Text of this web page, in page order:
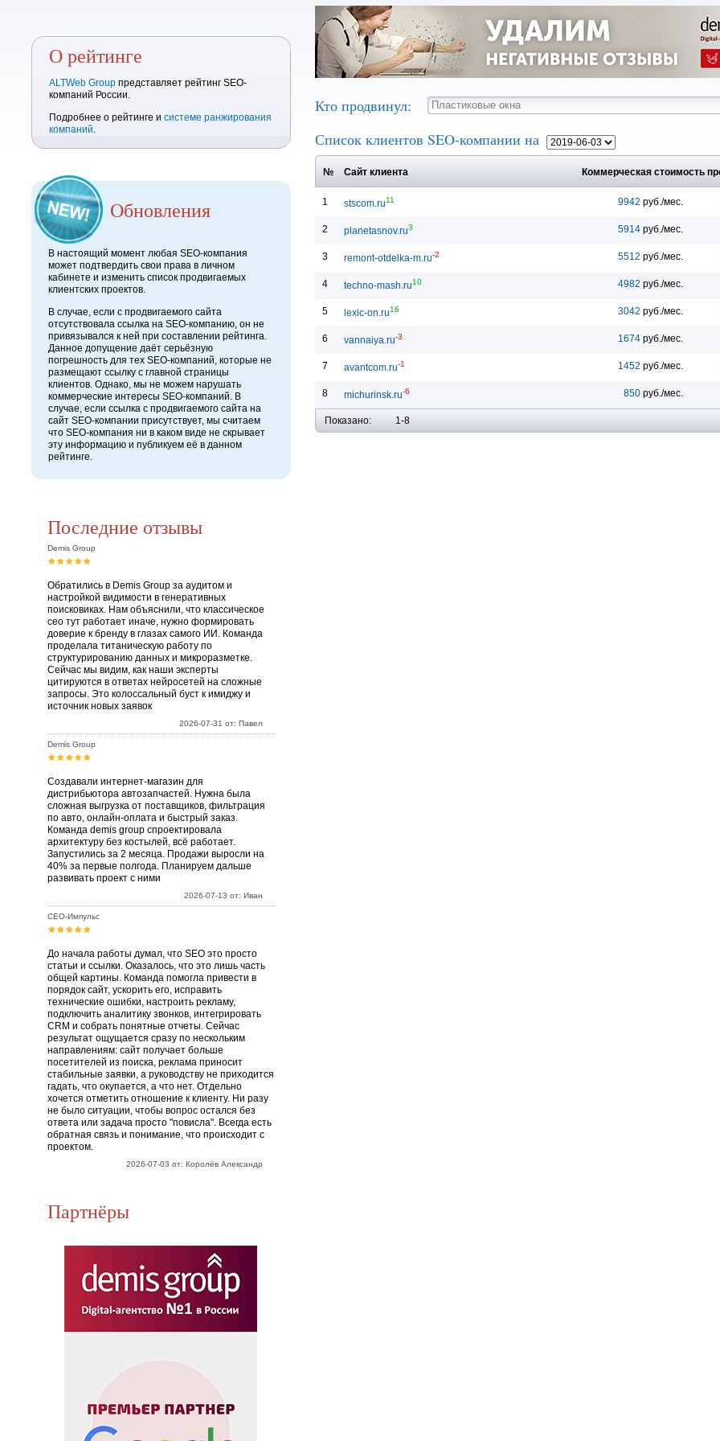
О рейтинге
ALTWeb Group представляет рейтинг SEO-
компаний России.
Подробнее о рейтинге и системе ранжирования
компаний.
Обновления
В настоящий момент любая SEO-компания
может подтвердить свои права в личном
кабинете и изменить список продвигаемых
клиентских проектов.
В случае, если с продвигаемого сайта
отсутствовала ссылка на SEO-компанию, он не
привязывался к ней при составлении рейтинга.
Данное допущение даёт серьёзную
погрешность для тех SEO-компаний, которые не
размещают ссылку с главной страницы
клиентов. Однако, мы не можем нарушать
коммерческие интересы SEO-компаний. В
случае, если ссылка с продвигаемого сайта на
сайт SEO-компании присутствует, мы считаем
что SEO-компания ни в каком виде не скрывает
эту информацию и публикуем её в данном
рейтинге.
Последние отзывы
Demis Group
Обратились в Demis Group за аудитом и
настройкой видимости в генеративных
поисковиках. Нам объяснили, что классическое
сео тут работает иначе, нужно формировать
доверие к бренду в глазах самого ИИ. Команда
проделала титаническую работу по
структурированию данных и микроразметке.
Сейчас мы видим, как наши эксперты
цитируются в ответах нейросетей на сложные
запросы. Это колоссальный буст к имиджу и
источник новых заявок
2026-07-31 от: Павел
Demis Group
Создавали интернет-магазин для
дистрибьютора автозапчастей. Нужна была
сложная выгрузка от поставщиков, фильтрация
по авто, онлайн-оплата и быстрый заказ.
Команда demis group спроектировала
архитектуру без костылей, всё работает.
Запустились за 2 месяца. Продажи выросли на
40% за первые полгода. Планируем дальше
развивать проект с ними
2026-07-13 от: Иван
СЕО-Импульс
До начала работы думал, что SEO это просто
статьи и ссылки. Оказалось, что это лишь часть
общей картины. Команда помогла привести в
порядок сайт, ускорить его, исправить
технические ошибки, настроить рекламу,
подключить аналитику звонков, интегрировать
CRM и собрать понятные отчеты. Сейчас
результат ощущается сразу по нескольким
направлениям: сайт получает больше
посетителей из поиска, реклама приносит
стабильные заявки, а руководству не приходится
гадать, что окупается, а что нет. Отдельно
хочется отметить отношение к клиенту. Ни разу
не было ситуации, чтобы вопрос остался без
ответа или задача просто "повисла". Всегда есть
обратная связь и понимание, что происходит с
проектом.
2026-07-03 от: Королёв Александр
Партнёры
Кто продвинул:
Список клиентов SEO-компании на
№ Сайт клиента Коммерческая стоимость
1 stscom.ru11 9942 руб./мес.
2 planetasnov.ru3 5914руб./мес.
3 remont-otdelka-m.ru-2 5512 руб./мес.
4 techno-mash.ru10 4982 руб./мес.
5 lexic-on.ru16 3042 руб./мес.
6 vannaiya.ru-3 1674руб./мес.
7 avantcom.ru-1 1452 руб./мес.
8 michurinsk.ru-6 850руб./мес.
Показано: 1-8